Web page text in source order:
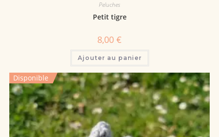
Peluches
Petit tigre
8,00 €
Ajouter au panier
Disponible